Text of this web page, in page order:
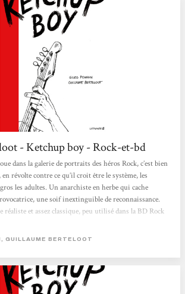
- Ketchup boy - Rock-et-bd
dans la galerie de portraits des héros Rock, c’est bien
en révolte contre ce qu’il croit être le système, les
les adultes. Un anarchiste en herbe qui cache
une soif inextinguible de reconnaissance.
réaliste et assez classique, peu utilisé dans la BD Rock
avec une empathie qui pourrait laisser croire qu’il
GUILLAUME BERTELOOT